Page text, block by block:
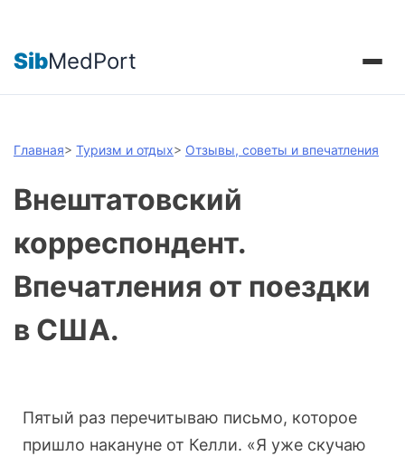
SibMedPort
Главная> Туризм и отдых> Отзывы, советы и впечатления
Внештатовский
корреспондент.
Впечатления от поездки
в США.
Пятый раз перечитываю письмо, которое
пришло накануне от Келли. «Я уже скучаю